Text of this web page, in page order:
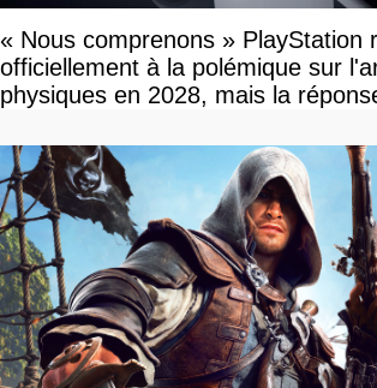
« Nous comprenons » PlayStation
officiellement à la polémique sur
physiques en 2028, mais la